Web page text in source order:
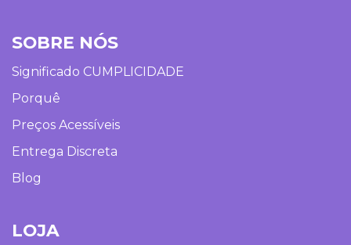
SOBRE NÓS
Significado CUMPLICIDADE
Porquê
Preços Acessíveis
Entrega Discreta
Blog
LOJA